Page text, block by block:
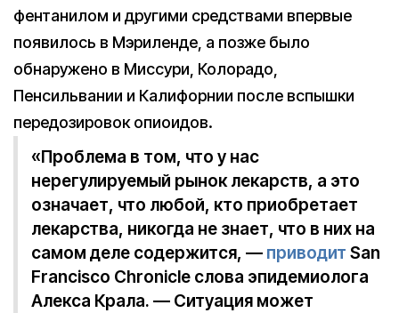
фентанилом и другими средствами впервые
появилось в Мэриленде, а позже было
обнаружено в Миссури, Колорадо,
Пенсильвании и Калифорнии после вспышки
передозировок опиоидов.
«Проблема в том, что у нас
нерегулируемый рынок лекарств, а это
означает, что любой, кто приобретает
лекарства, никогда не знает, что в них на
самом деле содержится, — приводит San
Francisco Chronicle слова эпидемиолога
Алекса Крала. — Ситуация может